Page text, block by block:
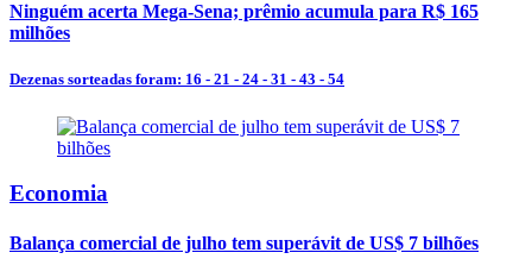
Ninguém acerta Mega-Sena; prêmio acumula para R$ 165
milhões
Dezenas sorteadas foram: 16 - 21 - 24 - 31 - 43 - 54
Economia
Balança comercial de julho tem superávit de US$ 7 bilhões